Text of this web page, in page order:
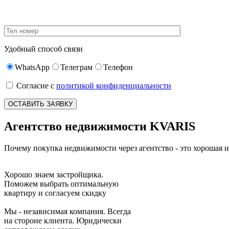
Удобный способ связи
WhatsApp Телеграм Телефон
Согласие с политикой конфиденциальности
Агентство недвижимости KVARIS
Почему покупка недвижимости через агентство - это хорошая
Хорошо знаем застройщика.
Поможем выбрать оптимальную
квартиру и согласуем скидку
Мы - независимая компания. Всегда
на стороне клиента. Юридически